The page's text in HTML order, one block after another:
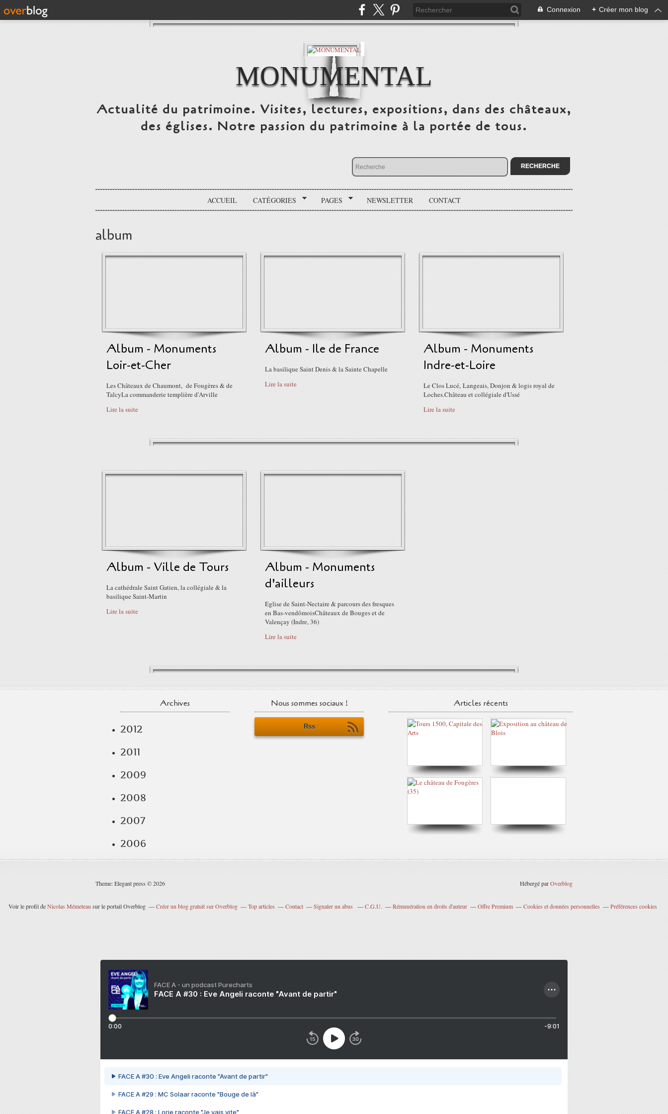
Connexion + Créer mon blog
MONUMENTAL
Actualité du patrimoine. Visites, lectures, expositions, dans des châteaux,
des églises. Notre passion du patrimoine à la portée de tous.
ACCUEIL CATÉGORIES PAGES NEWSLETTER CONTACT
album
Album - Monuments
Loir-et-Cher
Les Châteaux de Chaumont, de Fougères & de
TalcyLa commanderie templière d'Arville
Lire la suite
Album - Ile de France
La basilique Saint Denis & la Sainte Chapelle
Lire la suite
Album - Monuments
Indre-et-Loire
Le Clos Lucé, Langeais, Donjon & logis royal de
Loches.Château et collégiale d'Ussé
Lire la suite
Album - Ville de Tours
La cathédrale Saint Gatien, la collégiale & la
basilique Saint-Martin
Lire la suite
Album - Monuments
d'ailleurs
Eglise de Saint-Nectaire & parcours des fresques
en Bas-vendômoisChâteaux de Bouges et de
Valençay (Indre, 36)
Lire la suite
Archives
2012
2011
2009
2008
2007
2006
Nous sommes sociaux !
Rss
Articles récents
Theme: Elegant press © 2026 Hébergé parOverblog
Voir le profil deNicolas Mémeteau sur le portail Overblog Créer un blog gratuit sur Overblog Top articles Contact Signaler un abus C.G.U. Rémunération en droits d'auteur Offre Premium Cookies et données personnelles Préférences cookies
FACE A - un podcast Purecharts
FACE A #30 : Eve Angeli raconte "Avant de partir"
0:00 -9:01
FACE A #30 : Eve Angeli raconte "Avant de partir"
FACE A #29 : MC Solaar raconte "Bouge de là"
FACE A #28 : Lorie raconte "Je vais vite"